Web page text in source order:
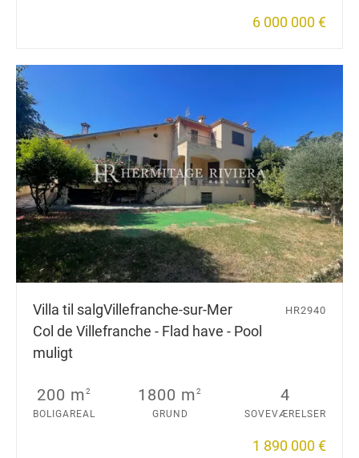
6 000 000 €
Villa til salgVillefranche-sur-Mer
Col de Villefranche - Flad have - Pool
muligt
HR2940
200 m2
BOLIGAREAL
1800 m2
GRUND
4
SOVEVÆRELSER
1 890 000 €